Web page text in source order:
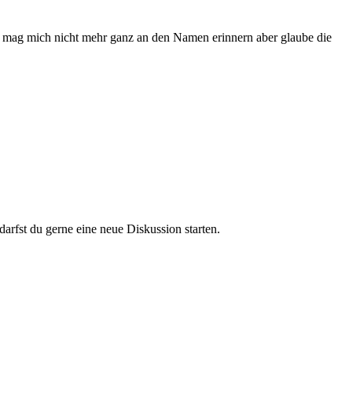
mich nicht mehr ganz an den Namen erinnern aber glaube die
du gerne eine neue Diskussion starten.